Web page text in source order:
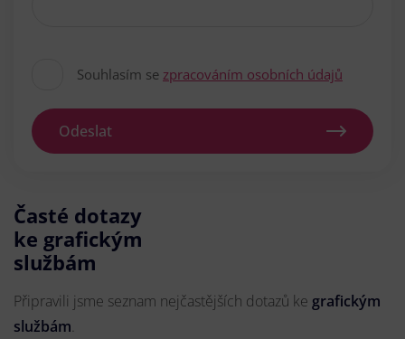
Souhlasím se zpracováním osobních údajů
Odeslat
Časté dotazy
ke grafickým
službám
Připravili jsme seznam nejčastějších dotazů ke grafickým
službám.